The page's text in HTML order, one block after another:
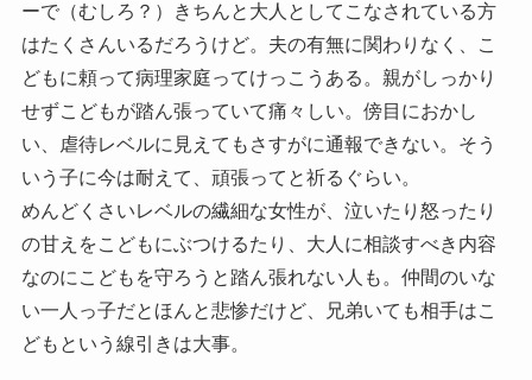
ーで（むしろ？）きちんと大人としてこなされている方
はたくさんいるだろうけど。夫の有無に関わりなく、こ
どもに頼って病理家庭ってけっこうある。親がしっかり
せずこどもが踏ん張っていて痛々しい。傍目におかし
い、虐待レベルに見えてもさすがに通報できない。そう
いう子に今は耐えて、頑張ってと祈るぐらい。
めんどくさいレベルの繊細な女性が、泣いたり怒ったり
の甘えをこどもにぶつけるたり、大人に相談すべき内容
なのにこどもを守ろうと踏ん張れない人も。仲間のいな
い一人っ子だとほんと悲惨だけど、兄弟いても相手はこ
どもという線引きは大事。